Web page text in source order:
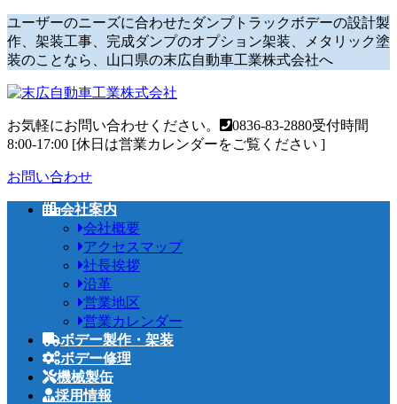
コ
ン
テ
ツ
ス
キ
ッ
プ
ナ
ビ
ゲ
シ
ン
に
移
動
ユーザーのニーズに合わせたダンプトラックボデーの設計製
作、架装工事、完成ダンプのオプション架装、メタリック塗
装のことなら、山口県の末広自動車工業株式会社へ
お気軽にお問い合わせください。 0836-83-2880受付時間
8:00-17:00 [休日は営業カレンダーをご覧ください ]
お問い合わせ
会社案内
会社概要
アクセスマップ
社長挨拶
沿革
営業地区
営業カレンダー
ボデー製作・架装
ボデー修理
機械製缶
採用情報